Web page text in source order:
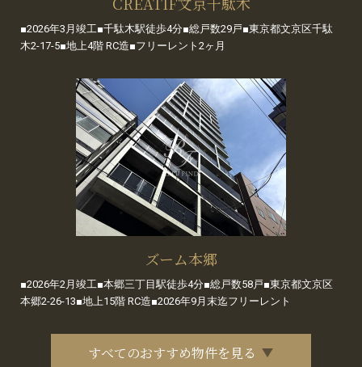
■2026年3月竣工■千駄木駅徒歩4分■総戸数29戸■東京都文京区千駄
木2-17-5■地上4階 RC造■フリーレント2ヶ月
ズーム本郷
■2026年2月竣工■本郷三丁目駅徒歩4分■総戸数58戸■東京都文京区
本郷2-26-13■地上15階 RC造■2026年9月末迄フリーレント
すべてのおすすめ物件を見る